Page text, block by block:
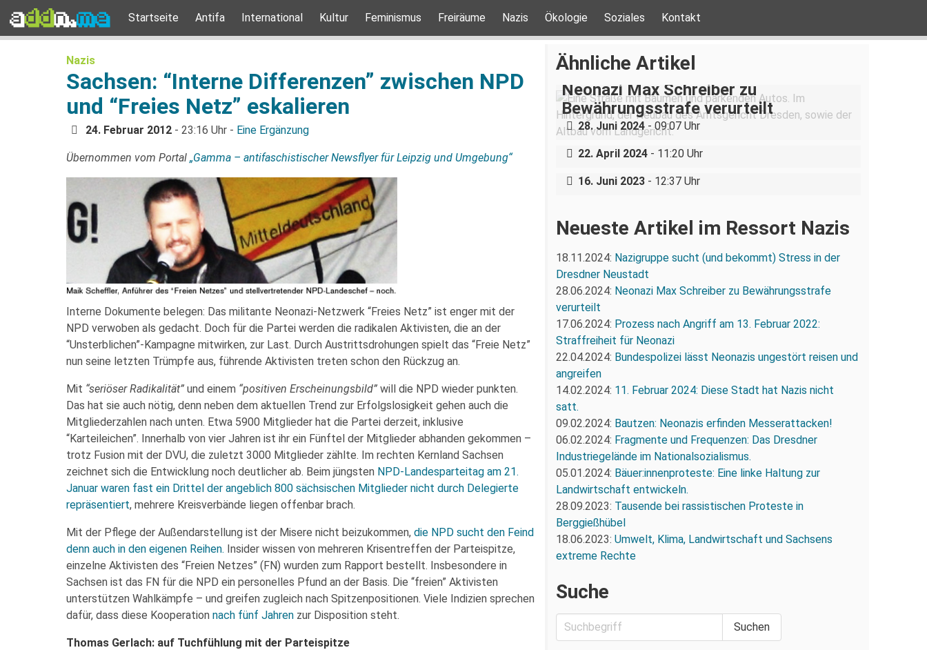
Startseite Antifa International Kultur Feminismus Freiräume Nazis Ökologie Soziales Kontakt
Nazis
Sachsen: “Interne Differenzen” zwischen NPD
und “Freies Netz” eskalieren
24. Februar 2012 - 23:16 Uhr - Eine Ergänzung
Übernommen vom Portal „Gamma – antifaschistischer Newsflyer für Leipzig und Umgebung“
Interne Dokumente belegen: Das militante Neonazi-Netzwerk “Freies Netz” ist enger mit der
NPD verwoben als gedacht. Doch für die Partei werden die radikalen Aktivisten, die an der
“Unsterblichen”-Kampagne mitwirken, zur Last. Durch Austrittsdrohungen spielt das “Freie Netz”
nun seine letzten Trümpfe aus, führende Aktivisten treten schon den Rückzug an.
Mit “seriöser Radikalität” und einem “positiven Erscheinungsbild” will die NPD wieder punkten.
Das hat sie auch nötig, denn neben dem aktuellen Trend zur Erfolgslosigkeit gehen auch die
Mitgliederzahlen nach unten. Etwa 5900 Mitglieder hat die Partei derzeit, inklusive
“Karteileichen”. Innerhalb von vier Jahren ist ihr ein Fünftel der Mitglieder abhanden gekommen –
trotz Fusion mit der DVU, die zuletzt 3000 Mitglieder zählte. Im rechten Kernland Sachsen
zeichnet sich die Entwicklung noch deutlicher ab. Beim jüngsten NPD-Landesparteitag am 21.
Januar waren fast ein Drittel der angeblich 800 sächsischen Mitglieder nicht durch Delegierte
repräsentiert, mehrere Kreisverbände liegen offenbar brach.
Mit der Pflege der Außendarstellung ist der Misere nicht beizukommen, die NPD sucht den Feind
denn auch in den eigenen Reihen. Insider wissen von mehreren Krisentreffen der Parteispitze,
einzelne Aktivisten des “Freien Netzes” (FN) wurden zum Rapport bestellt. Insbesondere in
Sachsen ist das FN für die NPD ein personelles Pfund an der Basis. Die “freien” Aktivisten
unterstützen Wahlkämpfe – und greifen zugleich nach Spitzenpositionen. Viele Indizien sprechen
dafür, dass diese Kooperation nach fünf Jahren zur Disposition steht.
Thomas Gerlach: auf Tuchfühlung mit der Parteispitze
Ähnliche Artikel
Neonazi Max Schreiber zu
Bewährungsstrafe verurteilt
28. Juni 2024- 09:07 Uhr
Bundespolizei lässt Neonazis
ungestört reisen und angreifen
22. April 2024- 11:20 Uhr
Urteil im Antifa Ost Verfahren
gesprochen
16. Juni 2023- 12:37 Uhr
Neueste Artikel im Ressort Nazis
18.11.2024: Nazigruppe sucht (und bekommt) Stress in der
Dresdner Neustadt
28.06.2024: Neonazi Max Schreiber zu Bewährungsstrafe
verurteilt
17.06.2024: Prozess nach Angriff am 13. Februar 2022:
Straffreiheit für Neonazi
22.04.2024: Bundespolizei lässt Neonazis ungestört reisen und
angreifen
14.02.2024: 11. Februar 2024: Diese Stadt hat Nazis nicht
satt.
09.02.2024: Bautzen: Neonazis erfinden Messerattacken!
06.02.2024: Fragmente und Frequenzen: Das Dresdner
Industriegelände im Nationalsozialismus.
05.01.2024: Bäuer:innenproteste: Eine linke Haltung zur
Landwirtschaft entwickeln.
28.09.2023: Tausende bei rassistischen Proteste in
Berggießhübel
18.06.2023: Umwelt, Klima, Landwirtschaft und Sachsens
extreme Rechte
Suche